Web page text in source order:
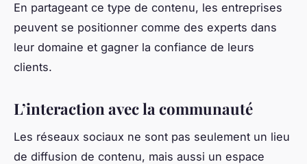
En partageant ce type de contenu, les entreprises
peuvent se positionner comme des experts dans
leur domaine et gagner la confiance de leurs
clients.
L’interaction avec la communauté
Les réseaux sociaux ne sont pas seulement un lieu
de diffusion de contenu, mais aussi un espace